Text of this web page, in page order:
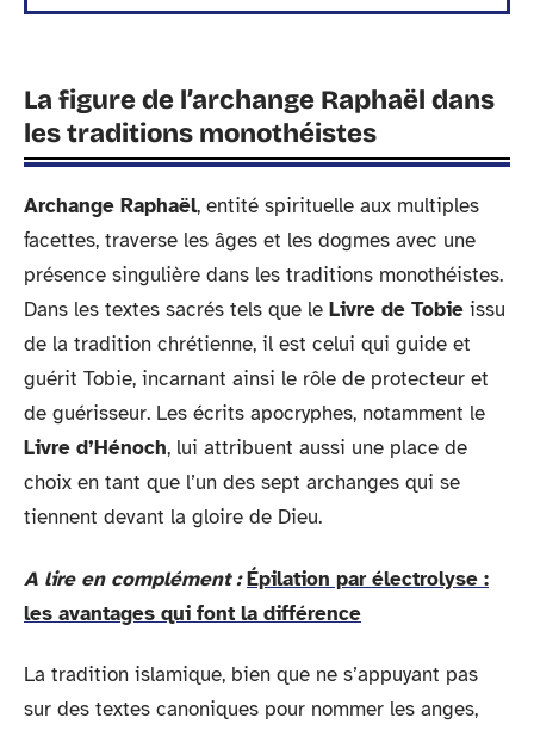
La figure de l’archange Raphaël dans
les traditions monothéistes
Archange Raphaël, entité spirituelle aux multiples
facettes, traverse les âges et les dogmes avec une
présence singulière dans les traditions monothéistes.
Dans les textes sacrés tels que le Livre de Tobie issu
de la tradition chrétienne, il est celui qui guide et
guérit Tobie, incarnant ainsi le rôle de protecteur et
de guérisseur. Les écrits apocryphes, notamment le
Livre d’Hénoch, lui attribuent aussi une place de
choix en tant que l’un des sept archanges qui se
tiennent devant la gloire de Dieu.
A lire en complément : Épilation par électrolyse :
les avantages qui font la différence
La tradition islamique, bien que ne s’appuyant pas
sur des textes canoniques pour nommer les anges,